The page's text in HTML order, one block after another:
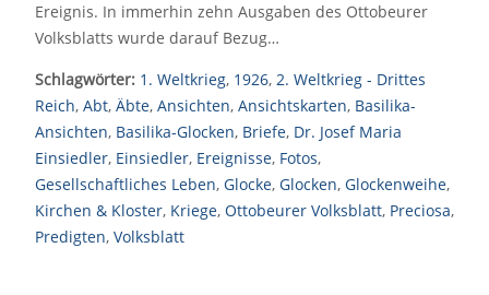
Ereignis. In immerhin zehn Ausgaben des Ottobeurer
Volksblatts wurde darauf Bezug…
Schlagwörter: 1. Weltkrieg, 1926, 2. Weltkrieg - Drittes
Reich, Abt, Äbte, Ansichten, Ansichtskarten, Basilika-
Ansichten, Basilika-Glocken, Briefe, Dr. Josef Maria
Einsiedler, Einsiedler, Ereignisse, Fotos,
Gesellschaftliches Leben, Glocke, Glocken, Glockenweihe,
Kirchen & Kloster, Kriege, Ottobeurer Volksblatt, Preciosa,
Predigten, Volksblatt